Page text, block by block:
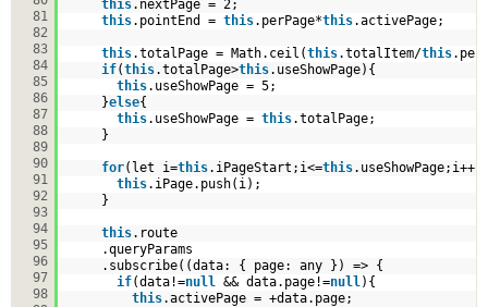
81
82
83
84
85
86
87
88
89
90
91
92
93
94
95
96
97
98
this.nextPage = 2;
this.pointEnd = this.perPage*this.activePage;
this.totalPage = Math.ceil(this.totalItem/this
if(this.totalPage>this.useShowPage){
this.useShowPage = 5;
}else{
this.useShowPage = this.totalPage;
}
for(let i=this.iPageStart;i<=this
this.iPage.push(i);
}
this.route
.queryParams
.subscribe((data: { page: any }) => {
if(data!=null && data.page!=null ){
this.activePage = +data.page;